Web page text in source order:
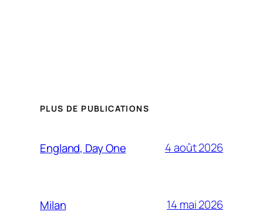
PLUS DE PUBLICATIONS
England, Day One 4 août 2026
Milan 14 mai 2026